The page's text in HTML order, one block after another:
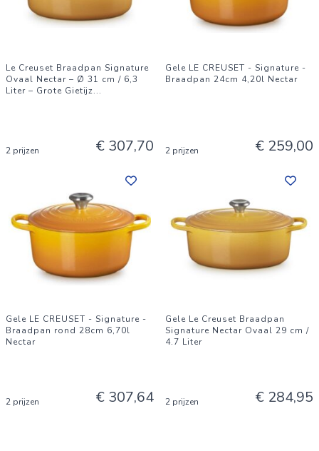
Le Creuset Braadpan Signature
Ovaal Nectar – Ø 31 cm / 6,3
Liter – Grote Gietijz...
2 prijzen € 307,70
Gele LE CREUSET - Signature -
Braadpan 24cm 4,20l Nectar
2 prijzen € 259,00
Gele LE CREUSET - Signature -
Braadpan rond 28cm 6,70l
Nectar
2 prijzen € 307,64
Gele Le Creuset Braadpan
Signature Nectar Ovaal 29 cm /
4.7 Liter
2 prijzen € 284,95